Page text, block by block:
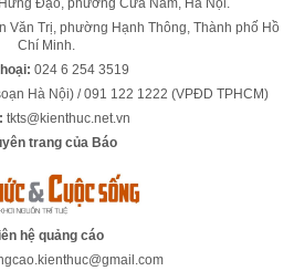
Đạo, phường Cửa Nam, Hà Nội.
Văn Trị, phường Hạnh Thông, Thành phố Hồ
Chí Minh.
024 6 254 3519
Hà Nội) / 091 122 1222 (VPĐD TPHCM)
tkts@kienthuc.net.vn
trang của Báo
hệ quảng cáo